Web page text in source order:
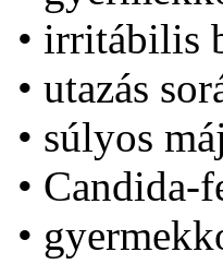
• irritábilis
• utazás
• súlyos
• Candida-
•